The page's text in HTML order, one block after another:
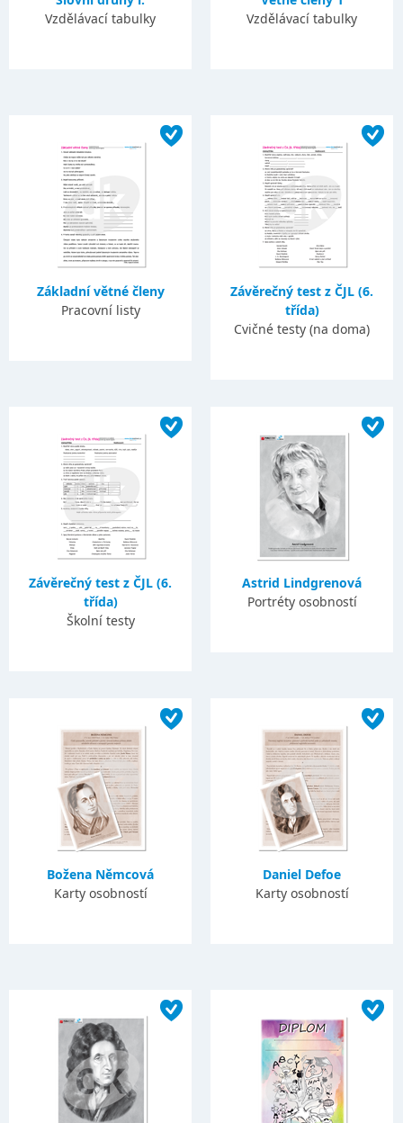
Vzdělávací tabulky
Vzdělávací tabulky
Základní větné členy
Pracovní listy
Závěrečný test z ČJL (6.
třída)
Cvičné testy (na doma)
Závěrečný test z ČJL (6.
třída)
Školní testy
Astrid Lindgrenová
Portréty osobností
Božena Němcová
Karty osobností
Daniel Defoe
Karty osobností